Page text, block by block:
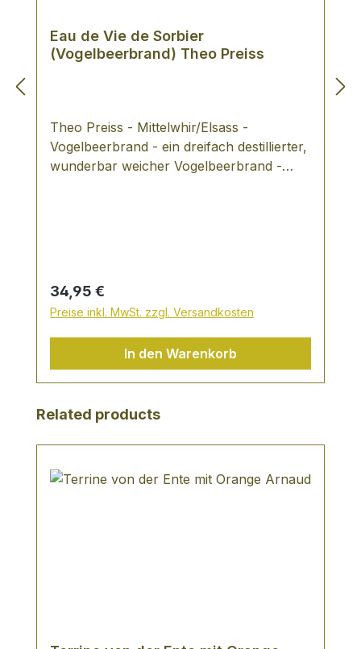
Eau de Vie de Sorbier
(Vogelbeerbrand) Theo Preiss
Theo Preiss - Mittelwhir/Elsass -
Vogelbeerbrand - ein dreifach destillierter,
wunderbar weicher Vogelbeerbrand -
Regulärer Preis:
34,95 €
Preise inkl. MwSt. zzgl. Versandkosten
In den Warenkorb
Produktgalerie überspringen
Related products